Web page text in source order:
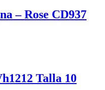
– Rose CD937
Talla 10